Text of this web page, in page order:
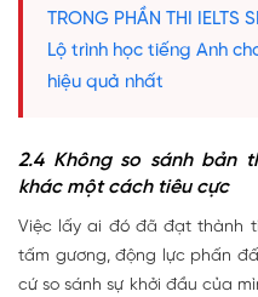
TRONG PHẦN THI IELTS
Lộ trình học tiếng Anh
hiệu quả nhất
2.4 Không so sánh bản
khác một cách tiêu cực
Việc lấy ai đó đã đạt thành
tấm gương, động lực phấn
cứ so sánh sự khởi đầu của